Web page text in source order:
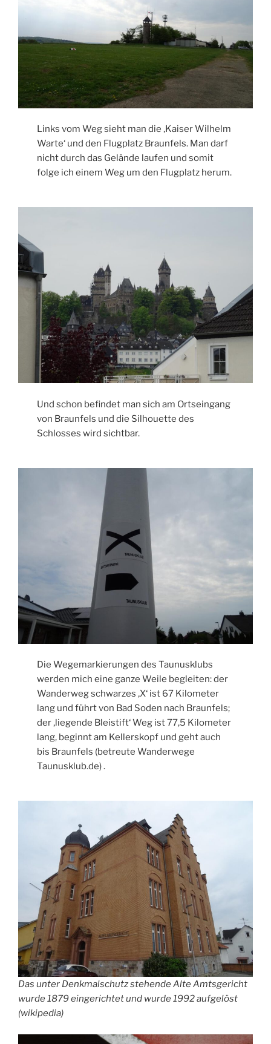
Links vom Weg sieht man die ‚Kaiser Wilhelm
Warte‘ und den Flugplatz Braunfels. Man darf
nicht durch das Gelände laufen und somit
folge ich einem Weg um den Flugplatz herum.
Und schon befindet man sich am Ortseingang
von Braunfels und die Silhouette des
Schlosses wird sichtbar.
Die Wegemarkierungen des Taunusklubs
werden mich eine ganze Weile begleiten: der
Wanderweg schwarzes ‚X‘ ist 67 Kilometer
lang und führt von Bad Soden nach Braunfels;
der ‚liegende Bleistift‘ Weg ist 77,5 Kilometer
lang, beginnt am Kellerskopf und geht auch
bis Braunfels (betreute Wanderwege
Taunusklub.de) .
Das unter Denkmalschutz stehende Alte Amtsgericht
wurde 1879 eingerichtet und wurde 1992 aufgelöst
(wikipedia)